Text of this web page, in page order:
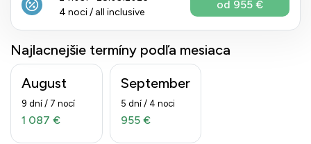
4 noci / all inclusive
od 955 €
Najlacnejšie termíny podľa mesiaca
August
9 dní / 7 nocí
1 087 €
September
5 dní / 4 noci
955 €